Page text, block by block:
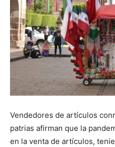
Vendedores de artículos
patrias afirman que la
en la venta de artículos,